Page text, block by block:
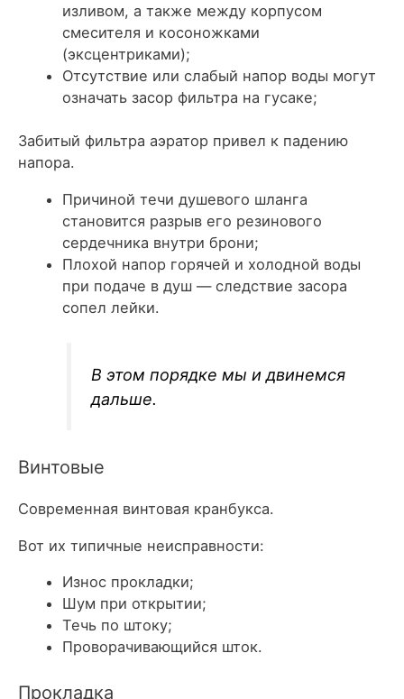
изливом, а также между корпусом
смесителя и косоножками
(эксцентриками);
Отсутствие или слабый напор воды могут
означать засор фильтра на гусаке;
Забитый фильтра аэратор привел к падению
напора.
Причиной течи душевого шланга
становится разрыв его резинового
сердечника внутри брони;
Плохой напор горячей и холодной воды
при подаче в душ — следствие засора
сопел лейки.
В этом порядке мы и двинемся
дальше.
Винтовые
Современная винтовая кранбукса.
Вот их типичные неисправности:
Износ прокладки;
Шум при открытии;
Течь по штоку;
Проворачивающийся шток.
Прокладка